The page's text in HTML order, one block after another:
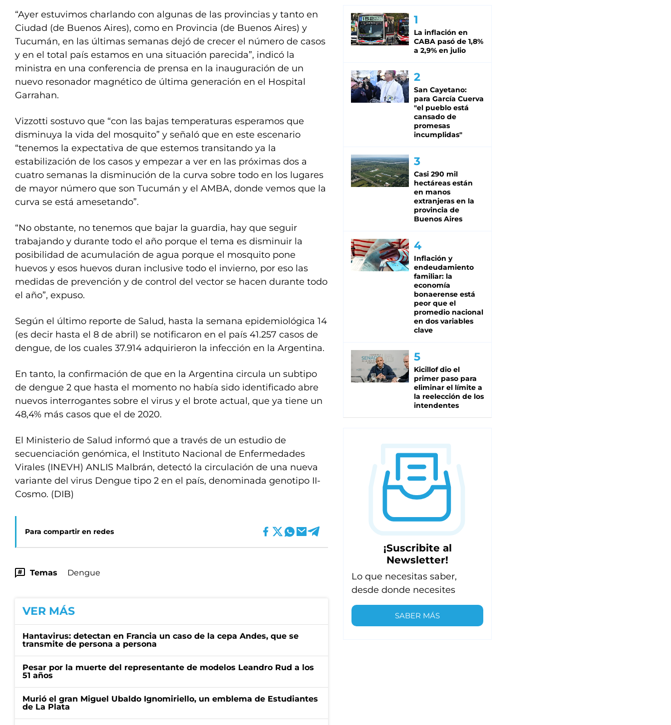
“Ayer estuvimos charlando con algunas de las provincias y tanto en
Ciudad (de Buenos Aires), como en Provincia (de Buenos Aires) y
Tucumán, en las últimas semanas dejó de crecer el número de casos
y en el total país estamos en una situación parecida”, indicó la
ministra en una conferencia de prensa en la inauguración de un
nuevo resonador magnético de última generación en el Hospital
Garrahan.
Vizzotti sostuvo que “con las bajas temperaturas esperamos que
disminuya la vida del mosquito” y señaló que en este escenario
“tenemos la expectativa de que estemos transitando ya la
estabilización de los casos y empezar a ver en las próximas dos a
cuatro semanas la disminución de la curva sobre todo en los lugares
de mayor número que son Tucumán y el AMBA, donde vemos que la
curva se está amesetando”.
“No obstante, no tenemos que bajar la guardia, hay que seguir
trabajando y durante todo el año porque el tema es disminuir la
posibilidad de acumulación de agua porque el mosquito pone
huevos y esos huevos duran inclusive todo el invierno, por eso las
medidas de prevención y de control del vector se hacen durante todo
el año”, expuso.
Según el último reporte de Salud, hasta la semana epidemiológica 14
(es decir hasta el 8 de abril) se notificaron en el país 41.257 casos de
dengue, de los cuales 37.914 adquirieron la infección en la Argentina.
En tanto, la confirmación de que en la Argentina circula un subtipo
de dengue 2 que hasta el momento no había sido identificado abre
nuevos interrogantes sobre el virus y el brote actual, que ya tiene un
48,4% más casos que el de 2020.
El Ministerio de Salud informó que a través de un estudio de
secuenciación genómica, el Instituto Nacional de Enfermedades
Virales (INEVH) ANLIS Malbrán, detectó la circulación de una nueva
variante del virus Dengue tipo 2 en el país, denominada genotipo II-
Cosmo. (DIB)
Para compartir en redes
Temas Dengue
VER MÁS
Hantavirus: detectan en Francia un caso de la cepa Andes, que se
transmite de persona a persona
Pesar por la muerte del representante de modelos Leandro Rud a los
51 años
Murió el gran Miguel Ubaldo Ignomiriello, un emblema de Estudiantes
de La Plata
La inflación en
CABA pasó de 1,8%
a 2,9% en julio
San Cayetano:
para García Cuerva
"el pueblo está
cansado de
promesas
incumplidas"
Casi 290 mil
hectáreas están
en manos
extranjeras en la
provincia de
Buenos Aires
Inflación y
endeudamiento
familiar: la
economía
bonaerense está
peor que el
promedio nacional
en dos variables
clave
Kicillof dio el
primer paso para
eliminar el límite a
la reelección de los
intendentes
¡Suscribite al
Newsletter!
Lo que necesitas saber,
desde donde necesites
SABER MÁS